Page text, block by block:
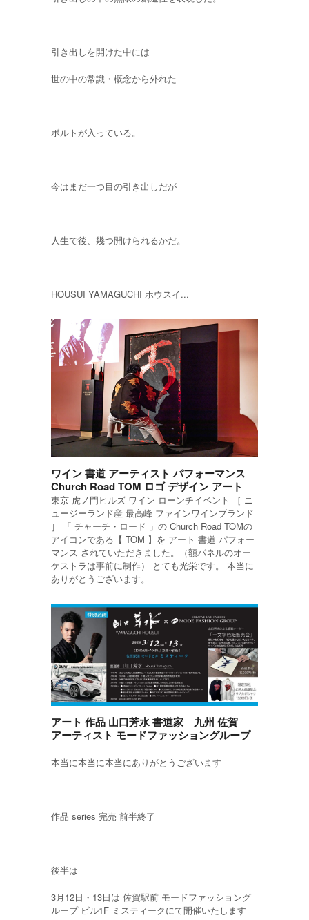
引き出しを開けた中には
世の中の常識・概念から外れた
ボルトが入っている。
今はまだ一つ目の引き出しだが
人生で後、幾つ開けられるかだ。
HOUSUI YAMAGUCHI ホウスイ...
ワイン 書道 アーティスト パフォーマンス
Church Road TOM ロゴ デザイン アート
東京 虎ノ門ヒルズ ワイン ローンチイベント ［ ニ
ュージーランド産 最高峰 ファインワインブランド
］ 「 チャーチ・ロード 」の Church Road TOMの
アイコンである【 TOM 】を アート 書道 パフォー
マンス されていただきました。（額パネルのオー
ケストラは事前に制作） とても光栄です。 本当に
ありがとうございます。
アート 作品 山口芳水 書道家 九州 佐賀
アーティスト モードファッショングループ
本当に本当に本当にありがとうございます
作品 series 完売 前半終了
後半は
3月12日・13日は 佐賀駅前 モードファッショング
ループ ビル1F ミスティークにて開催いたします